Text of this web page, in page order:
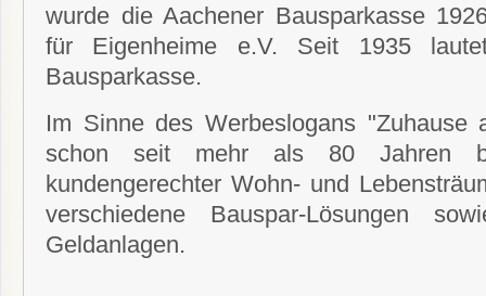
wurde die Aachener Bausparkasse
für Eigenheime e.V. Seit 1935
Bausparkasse.
Im Sinne des Werbeslogans "Zuhause
schon seit mehr als 80 Jahren
kundengerechter Wohn- und
verschiedene Bauspar-Lösungen
Geldanlagen.